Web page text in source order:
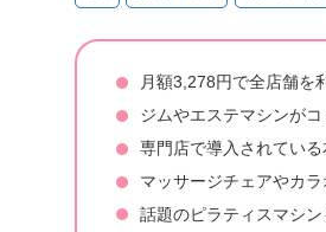
月額3,278円で全店舗を
ジムやエステマシンが
専門店で導入されてい
マッサージチェアやカラ
話題のピラティスマシン